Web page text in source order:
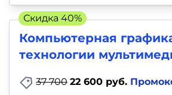
Компьютерная
технологии
37 700 22 600 руб.
Скидка 40%